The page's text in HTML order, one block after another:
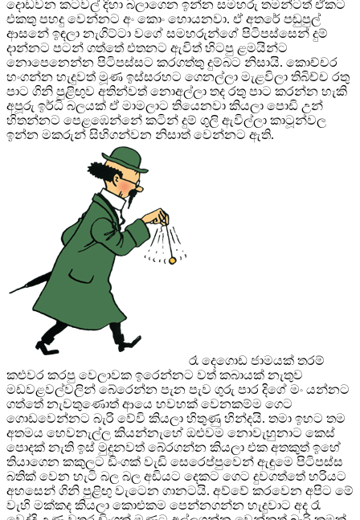
දොඩවන කටවල් දිහා බලාගෙන ඉන්න සමහරු තමන්ටත් ඒකට
එකතු පහදු වෙන්නට අං කොං හොයනවා. ඒ අතරේ පඬුපුල්
ආසනේ ඉඳලා නැගිට්ටා වගේ සමහරුන්ගේ පිටිපස්සෙන් දුම්
දාන්නට පටන් ගත්තේ එතනට ඇවිත් හිටපු ළමයින්ට
නොපෙනෙන්න පිටිපස්සට කරගත්තු දුම්බට නිසායි. කොච්චර
හංගන්න හැදුවත් මූණ ඉස්සරහට ගෙනල්ලා මැළවිලා තිබිච්ච රතු
පාට ගිනි පුළිඟුව අතින්වත් නොඅල්ලා තද රතු පාට කරන්න හැකි
අපූරු ඉර්ධි බලයක් ඒ මාමලාට තියෙනවා කියලා පොඩි උන්
හිතන්නට පෙළඹෙන්නේ කටින් දුම් ගුලි ඇවිල්ලා කාටූන්වල
ඉන්න මකරුන් සිහිගන්වන නිසාත් වෙන්නට ඇති.
රෑ දෙගොඩ ජාමයක් තරම්
කළුවර කරපු වෙලාවක ඉරෙන්නට වත් කබායක් නැතුව
මඩවළවල්වලින් බේරෙන්න පැන පැව ගුරු පාර දිගේ මං යන්නට
ගත්තේ නැවතුණොත් ආයෙ හවහක් වෙනකම්ම ගෙට
ගොඩවෙන්නට බැරි වේවි කියලා හිතුණු හින්දයි. තමා ඉහට තම
අතමය හෙවනැල්ල කියන්නැහේ ඔළුවම නොවැහුනාට කෙස්
පොදක් නැති ඉස් මුදුනවත් බේරගන්න කියලා එක අතකුත් ඉහේ
තියාගෙන කකුලට ඩිංගක් වැඩි සෙරෙප්පුවෙන් ඇඳුමෙ පිටිපස්ස
බතික් වෙන හැටි බල බල අඩියට දෙකට ගෙට දුවගත්තේ හරියට
අහසෙන් ගිනි පුළිඟු වැටෙන ගානටයි. අව්වේ කරවෙන අපිට මේ
වැහි මක්කද කියලා කොළුකම පෙන්නගන්න හැදුවාට අද රෑ